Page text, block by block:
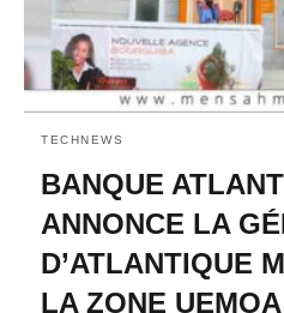
TECHNEWS
BANQUE
ANNONCE LA
D’ATLANTIQUE
LA ZONE UEMOA